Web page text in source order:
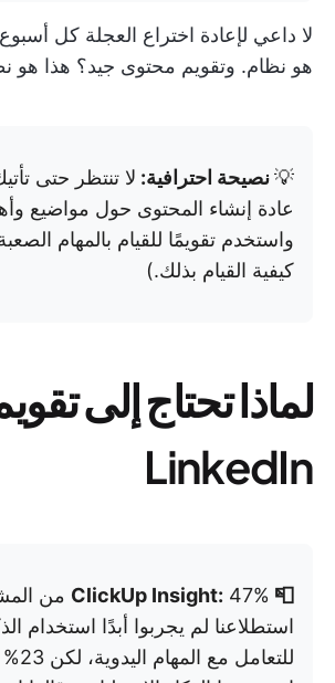
لا داعي لإعادة اختراع العجلة كل
هو نظام. وتقويم محتوى جيد؟ هذا هو
💡نصيحة احترافية: لا تنتظر حتى
عادة إنشاء المحتوى حول مواضيع
واستخدم تقويمًا للقيام بالمهام
كيفية القيام بذلك.)
لماذا تحتاج إلى
LinkedIn
📮 ClickUp Insight:
47% من
استطلاعنا لم يجربوا أبدًا استخدام
للتعامل